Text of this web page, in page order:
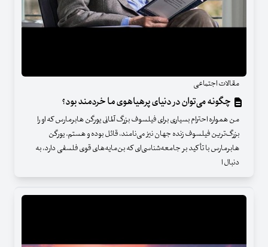
مقالات اجتماعی
چگونه می‌توان در دنیای پرهیاهوی ما خردمند بود؟
من همواره احترام بسیاری برای فیلسوف بزرگ آلمانی یورگن هابرمارس که او را
بزرگ‌ترین فیلسوف زنده جهان نیز می‌نامند، قائل بوده و هستم. یورگن
هابرمارس با تأکید بر جامعه‌شناسی‌ای که بن‌مایه‌های قوی فلسفی دارد، به‌
دنبال ا